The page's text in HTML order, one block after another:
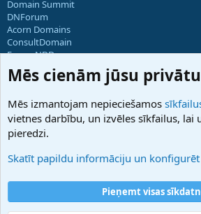
Domain Summit
DNForum
Acorn Domains
ConsultDomain
ForumNDD
Domainforum.ro
27.be
Hostmaria
Atbalsts
Palīdzība
Noteikumi un nosacījumi
Privātuma politika
Mēs cienām jūsu
Mēs izmantojam nepieciešamos
vietnes darbību, un izvēles sīkfailus, lai
pieredzi.
Skatīt papildu informāciju un konfigurēt
Pieņemt visas